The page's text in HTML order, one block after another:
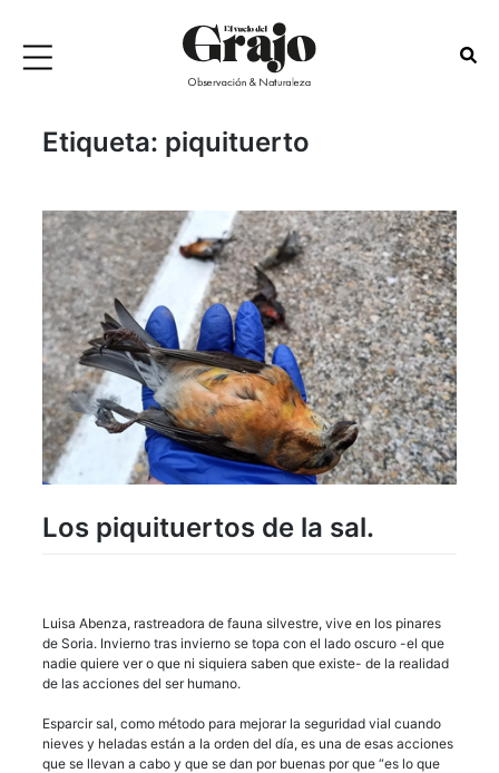
Etiqueta: piquituerto
Los piquituertos de la sal.
Luisa Abenza, rastreadora de fauna silvestre, vive en los pinares
de Soria. Invierno tras invierno se topa con el lado oscuro -el que
nadie quiere ver o que ni siquiera saben que existe- de la realidad
de las acciones del ser humano.
Esparcir sal, como método para mejorar la seguridad vial cuando
nieves y heladas están a la orden del día, es una de esas acciones
que se llevan a cabo y que se dan por buenas por que “es lo que